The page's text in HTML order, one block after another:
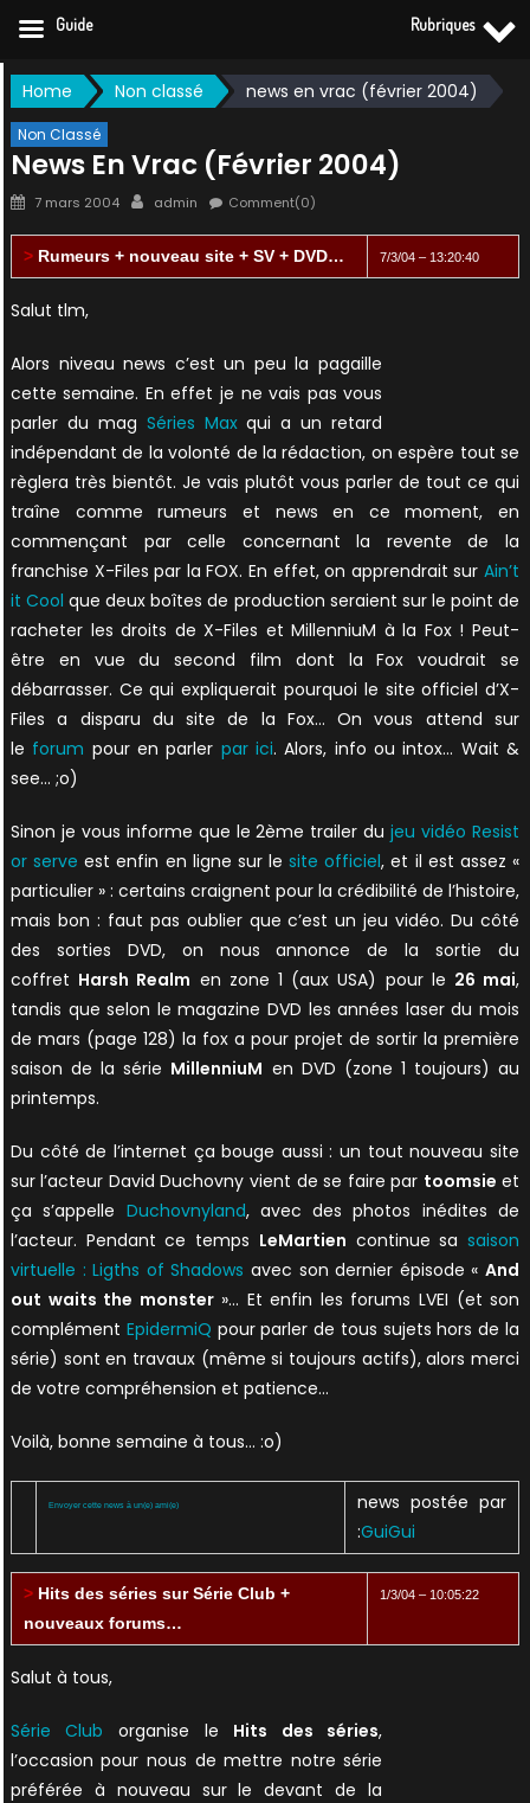
Skip
to
content
Home Non classé news en vrac (février 2004)
Non Classé
News En Vrac (février 2004)
Posted
7 mars 2004 Author
admin Comment(0)
>Rumeurs + nouveau site + SV + DVD… 7/3/04 – 13:20:40
Salut tlm,
Alors niveau news c’est un peu la pagaille
cette semaine. En effet je ne vais pas vous
parler du mag Séries Maxqui a un retard
indépendant de la volonté de la rédaction, on espère tout se
règlera très bientôt. Je vais plutôt vous parler de tout ce qui
traîne comme rumeurs et news en ce moment, en
commençant par celle concernant la revente de la
franchise X-Files par la FOX. En effet, on apprendrait surAin’t
it Cool que deux boîtes de production seraient sur le point de
racheter les droits de X-Files et MillenniuM à la Fox ! Peut-
être en vue du second film dont la Fox voudrait se
débarrasser. Ce qui expliquerait pourquoi le site officiel d’X-
Files a disparu du site de la Fox… On vous attend sur
le forum pour en parler par ici. Alors, info ou intox… Wait &
see… ;o)
Sinon je vous informe que le 2ème trailer dujeu vidéo Resist
or serve est enfin en ligne sur lesite officiel, et il est assez «
particulier » : certains craignent pour la crédibilité de l’histoire,
mais bon : faut pas oublier que c’est un jeu vidéo. Du côté
des sorties DVD, on nous annonce de la sortie du
coffret Harsh Realm en zone 1 (aux USA) pour le 26 mai,
tandis que selon le magazine DVD les années laser du mois
de mars (page 128) la fox a pour projet de sortir la première
saison de la série MillenniuM en DVD (zone 1 toujours) au
printemps.
Du côté de l’internet ça bouge aussi : un tout nouveau site
sur l’acteur David Duchovny vient de se faire par toomsie et
ça s’appelle Duchovnyland, avec des photos inédites de
l’acteur. Pendant ce temps LeMartien continue sasaison
virtuelle : Ligths of Shadows avec son dernier épisode «And
out waits the monster»… Et enfin les forums LVEI (et son
complément EpidermiQ pour parler de tous sujets hors de la
série) sont en travaux (même si toujours actifs), alors merci
de votre compréhension et patience…
Voilà, bonne semaine à tous… :o)
Envoyer cette news à un(e) ami(e)
news postée par
:GuiGui
>Hits des séries sur Série Club +
nouveaux forums…
1/3/04 – 10:05:22
Salut à tous,
Série Club organise le Hits des séries,
l’occasion pour nous de mettre notre série
préférée à nouveau sur le devant de la
Guide Rubriques